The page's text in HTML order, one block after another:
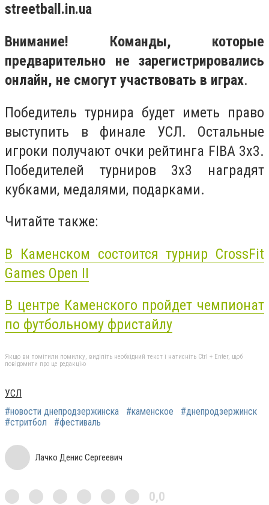
streetball.in.ua
Внимание! Команды, которые
предварительно не зарегистрировались
онлайн, не смогут участвовать в играх.
Победитель турнира будет иметь право
выступить в финале УСЛ. Остальные
игроки получают очки рейтинга FIBA 3x3.
Победителей турниров 3х3 наградят
кубками, медалями, подарками.
Читайте также:
В Каменском состоится турнир CrossFit
Games Open ІІ
В центре Каменского пройдет чемпионат
по футбольному фристайлу
Якщо ви помітили помилку, виділіть необхідний текст і натисніть Ctrl + Enter, щоб
повідомити про це редакцію
УСЛ
#новости днепродзержинска
#каменское
#днепродзержинск
#стритбол
#фестиваль
Лачко Денис Сергеевич
0,0